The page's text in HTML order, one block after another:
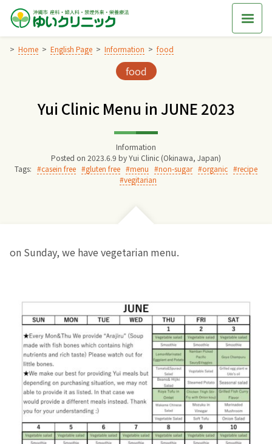
Skip
content
Home English Page Information food
Categories:
food
Yui Clinic Menu in JUNE 2023
Information
Posted on 2023.6.9 byYui Clinic (Okinawa, Japan)
Tags:
casein free gluten free menu non-sugar organic
recipe
vegitarian
on Sunday, we have vegetarian menu.
院長からのごあいさつ
妊婦健診
親と子の結びつき支援
母乳育児
予防接種
その他の診療内容